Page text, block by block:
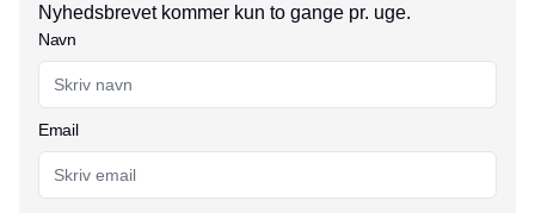
Nyhedsbrevet kommer kun to gange pr. uge.
Navn
Email